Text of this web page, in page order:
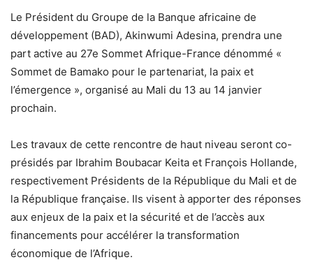
Le Président du Groupe de la Banque africaine de
développement (BAD), Akinwumi Adesina, prendra une
part active au 27e Sommet Afrique-France dénommé «
Sommet de Bamako pour le partenariat, la paix et
l’émergence », organisé au Mali du 13 au 14 janvier
prochain.
Les travaux de cette rencontre de haut niveau seront co-
présidés par Ibrahim Boubacar Keita et François Hollande,
respectivement Présidents de la République du Mali et de
la République française. Ils visent à apporter des réponses
aux enjeux de la paix et la sécurité et de l’accès aux
financements pour accélérer la transformation
économique de l’Afrique.